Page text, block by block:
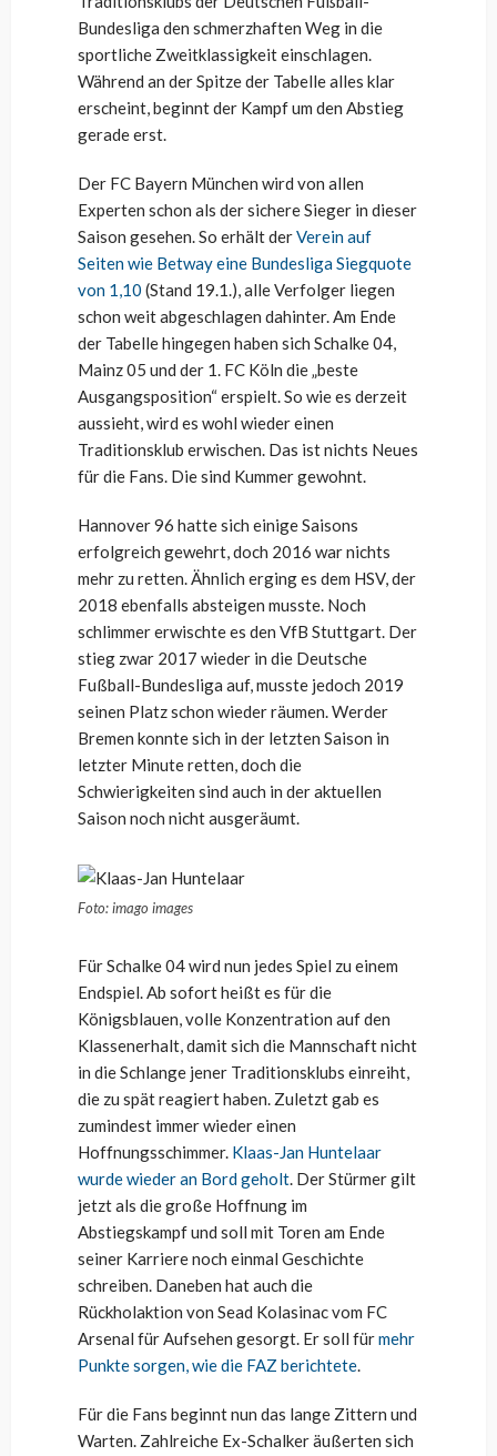
Bundesliga den schmerzhaften Weg in die
sportliche Zweitklassigkeit einschlagen.
Während an der Spitze der Tabelle alles klar
erscheint, beginnt der Kampf um den Abstieg
gerade erst.
Der FC Bayern München wird von allen
Experten schon als der sichere Sieger in dieser
Saison gesehen. So erhält derVerein auf
Seiten wie Betway eine Bundesliga Siegquote
von 1,10 (Stand 19.1.), alle Verfolger liegen
schon weit abgeschlagen dahinter. Am Ende
der Tabelle hingegen haben sich Schalke 04,
Mainz 05 und der 1. FC Köln die „beste
Ausgangsposition“ erspielt. So wie es derzeit
aussieht, wird es wohl wieder einen
Traditionsklub erwischen. Das ist nichts Neues
für die Fans. Die sind Kummer gewohnt.
Hannover 96 hatte sich einige Saisons
erfolgreich gewehrt, doch 2016 war nichts
mehr zu retten. Ähnlich erging es dem HSV, der
2018 ebenfalls absteigen musste. Noch
schlimmer erwischte es den VfB Stuttgart. Der
stieg zwar 2017 wieder in die Deutsche
Fußball-Bundesliga auf, musste jedoch 2019
seinen Platz schon wieder räumen. Werder
Bremen konnte sich in der letzten Saison in
letzter Minute retten, doch die
Schwierigkeiten sind auch in der aktuellen
Saison noch nicht ausgeräumt.
Foto: imago images
Für Schalke 04 wird nun jedes Spiel zu einem
Endspiel. Ab sofort heißt es für die
Königsblauen, volle Konzentration auf den
Klassenerhalt, damit sich die Mannschaft nicht
in die Schlange jener Traditionsklubs einreiht,
die zu spät reagiert haben. Zuletzt gab es
zumindest immer wieder einen
Hoffnungsschimmer. Klaas-Jan Huntelaar
wurde wieder an Bord geholt. Der Stürmer gilt
jetzt als die große Hoffnung im
Abstiegskampf und soll mit Toren am Ende
seiner Karriere noch einmal Geschichte
schreiben. Daneben hat auch die
Rückholaktion von Sead Kolasinac vom FC
Arsenal für Aufsehen gesorgt. Er soll fürmehr
Punkte sorgen, wie die FAZ berichtete.
Für die Fans beginnt nun das lange Zittern und
Warten. Zahlreiche Ex-Schalker äußerten sich